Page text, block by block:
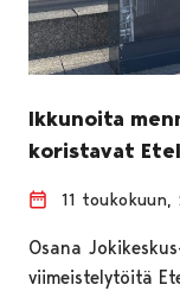
Ikkunoita
koristavat
11 toukokuun,
Osana
viimeistelytöitä